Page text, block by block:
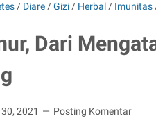
/ Diare /Gizi / Herbal / Imunitas
Dari
2021 Posting Komentar